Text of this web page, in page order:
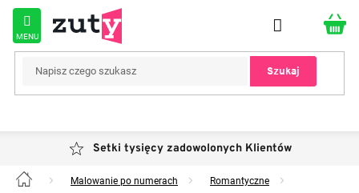
Przejść
treści
Szukaj
Setki tysięcy zadowolonych Klientów
Home Malowanie po numerach Romantyczne